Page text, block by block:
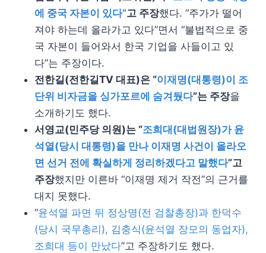
에 중국 자본이 있다”고 주장했다. “주가가 떨어
져야 하는데 올라가고 있다”면서 “불법적으로 중
국 자본이 들어와서 한국 기업을 사들이고 있
다”는 주장이다.
전한길(전한길TV 대표)은 “이재명(대통령)이 조
단위 비자금을 싱가포르에 숨겨뒀다”는 주장을
소개하기도 했다.
서영교(민주당 의원)는 “조희대(대법원장)가 윤
석열(당시 대통령)을 만나 이재명 사건이 올라오
면 선거 전에 확실하게 정리하겠다고 말했다”고
주장했지만 이른바 “이재명 제거 작전”의 근거를
대지 못했다.
“윤석열 파면 뒤 정상명(전 검찰총장)과 한덕수
(당시 국무총리), 김충식(윤석열 장모의 동업자),
조희대 등이 만났다”고 주장하기도 했다.